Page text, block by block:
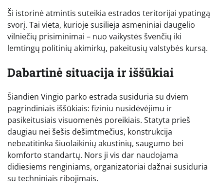
Ši istorinė atmintis suteikia estrados teritorijai ypatingą
svorį. Tai vieta, kurioje susilieja asmeniniai daugelio
vilniečių prisiminimai – nuo vaikystės švenčių iki
lemtingų politinių akimirkų, pakeitusių valstybės kursą.
Dabartinė situacija ir iššūkiai
Šiandien Vingio parko estrada susiduria su dviem
pagrindiniais iššūkiais: fiziniu nusidėvėjimu ir
pasikeitusiais visuomenės poreikiais. Statyta prieš
daugiau nei šešis dešimtmečius, konstrukcija
nebeatitinka šiuolaikinių akustinių, saugumo bei
komforto standartų. Nors ji vis dar naudojama
didiesiems renginiams, organizatoriai dažnai susiduria
su techniniais ribojimais.